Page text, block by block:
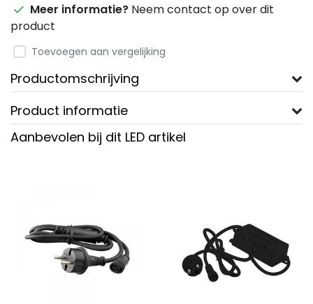
Meer informatie? Neem contact op over dit
product
Toevoegen aan vergelijking
Productomschrijving
Product informatie
Aanbevolen bij dit LED artikel